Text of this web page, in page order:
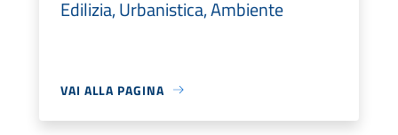
Edilizia, Urbanistica, Ambiente
VAI ALLA PAGINA